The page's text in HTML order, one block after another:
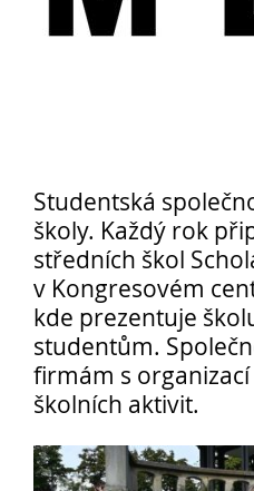
Podzimní
Pro
uchazeče
Studentská
školy. Každý rok
středních škol
v Kongresovém
kde prezentuje
studentům.
firmám s
školních aktivit.